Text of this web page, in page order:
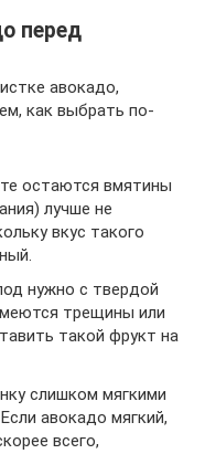
перед
авокадо,
как выбрать по-
остаются вмятины
лучше не
вкус такого
нужно с твердой
трещины или
такой фрукт на
слишком мягкими
авокадо мягкий,
всего,